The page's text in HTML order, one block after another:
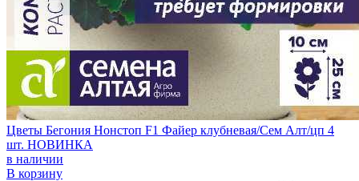
Цветы Бегония Нонстоп F1 Файер клубневая/Сем Алт/цп 4
шт. НОВИНКА
в наличии
В корзину